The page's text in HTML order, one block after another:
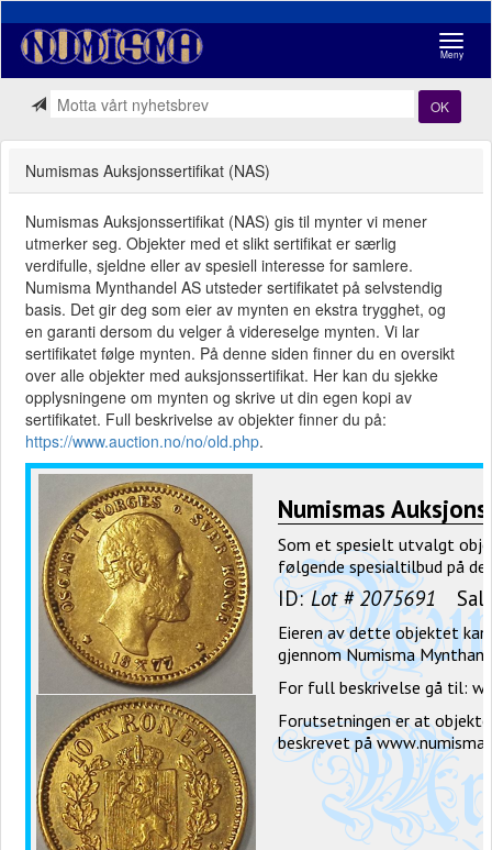
Meny
OK
Numismas Auksjonssertifikat (NAS)
Numismas Auksjonssertifikat (NAS) gis til mynter vi mener
utmerker seg. Objekter med et slikt sertifikat er særlig
verdifulle, sjeldne eller av spesiell interesse for samlere.
Numisma Mynthandel AS utsteder sertifikatet på selvstendig
basis. Det gir deg som eier av mynten en ekstra trygghet, og
en garanti dersom du velger å videreselge mynten. Vi lar
sertifikatet følge mynten. På denne siden finner du en oversikt
over alle objekter med auksjonssertifikat. Her kan du sjekke
opplysningene om mynten og skrive ut din egen kopi av
sertifikatet. Full beskrivelse av objekter finner du på:
https://www.auction.no/no/old.php.